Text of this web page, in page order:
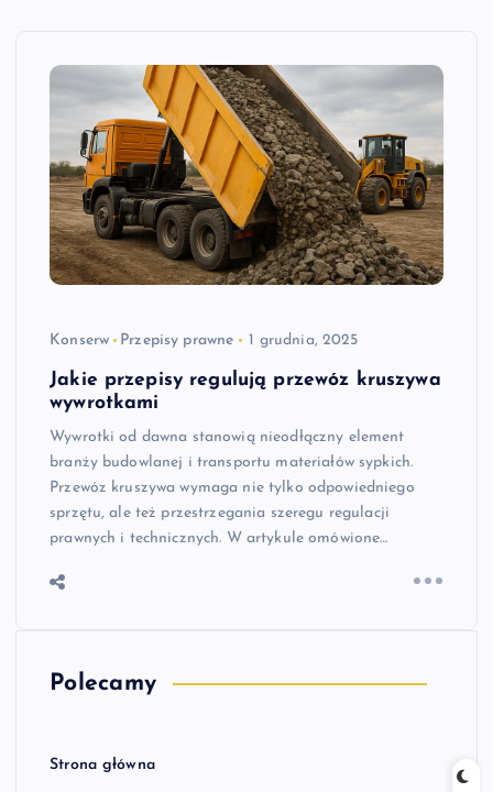
Konserw Przepisy prawne 1 grudnia, 2025
Jakie przepisy regulują przewóz kruszywa
wywrotkami
Wywrotki od dawna stanowią nieodłączny element
branży budowlanej i transportu materiałów sypkich.
Przewóz kruszywa wymaga nie tylko odpowiedniego
sprzętu, ale też przestrzegania szeregu regulacji
prawnych i technicznych. W artykule omówione…
Polecamy
Strona główna